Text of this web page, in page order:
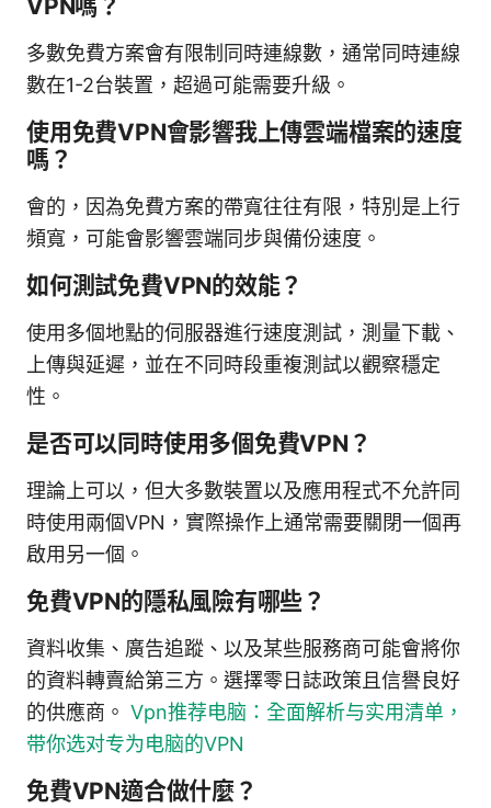
VPN嗎？
多數免費方案會有限制同時連線數，通常同時連線
數在1-2台裝置，超過可能需要升級。
使用免費VPN會影響我上傳雲端檔案的速度
嗎？
會的，因為免費方案的帶寬往往有限，特別是上行
頻寬，可能會影響雲端同步與備份速度。
如何測試免費VPN的效能？
使用多個地點的伺服器進行速度測試，測量下載、
上傳與延遲，並在不同時段重複測試以觀察穩定
性。
是否可以同時使用多個免費VPN？
理論上可以，但大多數裝置以及應用程式不允許同
時使用兩個VPN，實際操作上通常需要關閉一個再
啟用另一個。
免費VPN的隱私風險有哪些？
資料收集、廣告追蹤、以及某些服務商可能會將你
的資料轉賣給第三方。選擇零日誌政策且信譽良好
的供應商。 Vpn推荐电脑：全面解析与实用清单，
带你选对专为电脑的VPN
免費VPN適合做什麼？